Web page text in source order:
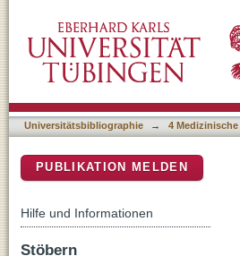
Universitätsbibliographie → 4
PUBLIKATION MELDEN
Hilfe und Informationen
Stöbern